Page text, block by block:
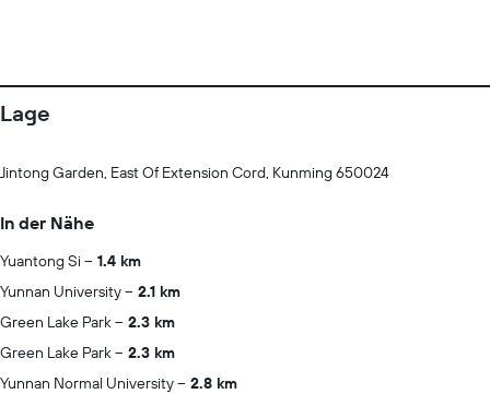
Lage
Jintong Garden, East Of Extension Cord, Kunming 650024
In der Nähe
Yuantong Si
1.4 km
Yunnan University
2.1 km
Green Lake Park
2.3 km
Green Lake Park
2.3 km
Yunnan Normal University
2.8 km